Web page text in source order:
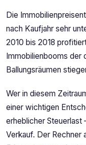
Die
nach Kaufjahr sehr
2010 bis 2018
Immobilienbooms
Ballungsräumen
Wer in diesem
einer wichtigen
erheblicher
Verkauf. Der Rechner